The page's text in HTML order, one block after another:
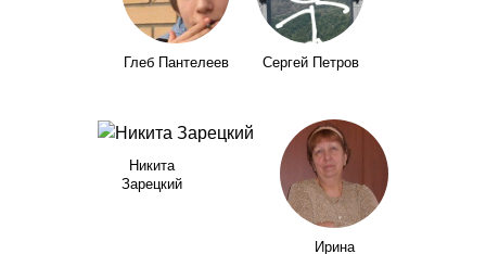
Глеб Пантелеев Сергей Петров
Никита
Зарецкий
Ирина